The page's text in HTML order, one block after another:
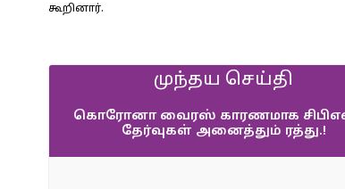
கூறினார்.
முந்தய செய்தி
கொரோனா வைரஸ் காரணமாக
தேர்வுகள் அனைத்தும் ரத்து.!